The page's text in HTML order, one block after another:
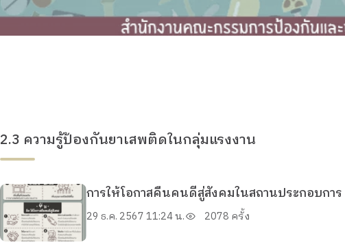
2.3 ความรู้ป้องกันยาเสพติดในกลุ่มแรงงาน
การให้โอกาสคืนคนดีสู่สังคมในสถานประกอบการ
29 ธ.ค. 2567 11:24 น. 2078 ครั้ง